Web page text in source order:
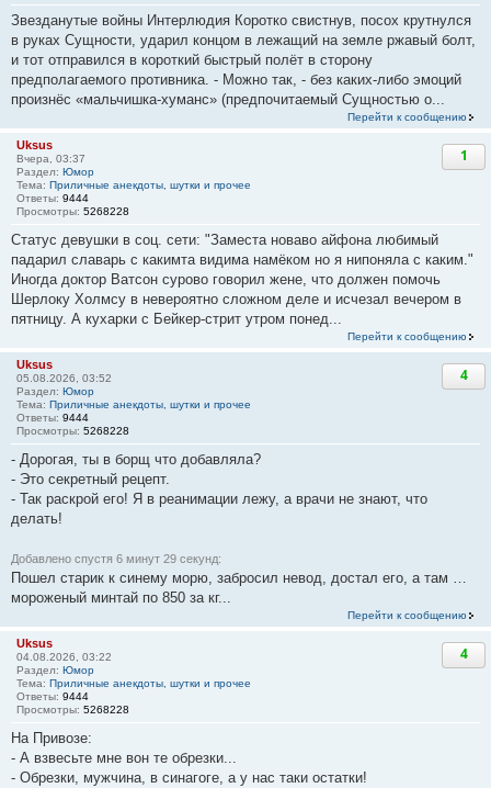
Звезданутые войны Интерлюдия Коротко свистнув, посох крутнулся
в руках Сущности, ударил концом в лежащий на земле ржавый болт,
и тот отправился в короткий быстрый полёт в сторону
предполагаемого противника. - Можно так, - без каких-либо эмоций
произнёс «мальчишка-хуманс» (предпочитаемый Сущностью о...
Перейти к сообщению
Uksus
Вчера, 03:37
Раздел: Юмор
Тема: Приличные анекдоты, шутки и прочее
Ответы: 9444
Просмотры: 5268228
1
Статус девушки в соц. сети: "Заместа новаво айфона любимый
падарил славарь с какимта видима намёком но я нипоняла с каким."
Иногда доктор Ватсон сурово говорил жене, что должен помочь
Шерлоку Холмсу в невероятно сложном деле и исчезал вечером в
пятницу. А кухарки с Бейкер-стрит утром понед...
Перейти к сообщению
Uksus
05.08.2026, 03:52
Раздел: Юмор
Тема: Приличные анекдоты, шутки и прочее
Ответы: 9444
Просмотры: 5268228
4
- Дорогая, ты в борщ что добавляла?
- Это секретный рецепт.
- Так раскрой его! Я в реанимации лежу, а врачи не знают, что
делать!
Добавлено спустя 6 минут 29 секунд:
Пошел старик к синему морю, забросил невод, достал его, а там …
мороженый минтай по 850 за кг...
Перейти к сообщению
Uksus
04.08.2026, 03:22
Раздел: Юмор
Тема: Приличные анекдоты, шутки и прочее
Ответы: 9444
Просмотры: 5268228
4
На Привозе:
- А взвесьте мне вон те обрезки...
- Обрезки, мужчина, в синагоге, а у нас таки остатки!